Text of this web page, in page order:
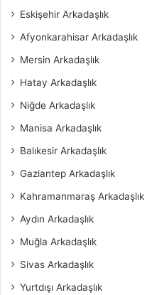
Eskişehir Arkadaşlık
Afyonkarahisar Arkadaşlık
Mersin Arkadaşlık
Hatay Arkadaşlık
Niğde Arkadaşlık
Manisa Arkadaşlık
Balıkesir Arkadaşlık
Gaziantep Arkadaşlık
Kahramanmaraş Arkadaşlık
Aydın Arkadaşlık
Muğla Arkadaşlık
Sivas Arkadaşlık
Yurtdışı Arkadaşlık